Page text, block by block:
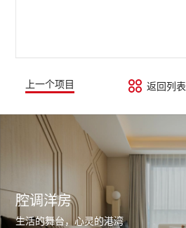
上一个项目 返回列表
腔调洋房
生活的舞台，心灵的港湾